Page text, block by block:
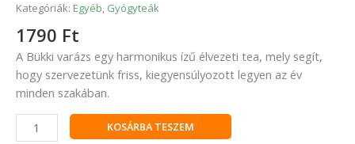
Kategóriák: Egyéb, Gyógyteák
1790 Ft
A Bükki varázs egy harmonikus ízű élvezeti tea, mely segít,
hogy szervezetünk friss, kiegyensúlyozott legyen az év
minden szakában.
KOSÁRBA TESZEM